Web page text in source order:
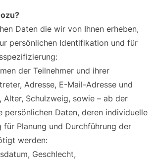
Daten die wir von Ihnen erheben,
persönlichen Identifikation und für
der Teilnehmer und ihrer
Adresse, E-Mail-Adresse und
Alter, Schulzweig, sowie – ab der
persönlichen Daten, deren individuelle
für Planung und Durchführung der
werden:
Geschlecht,